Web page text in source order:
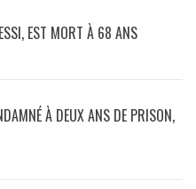
EST MORT À 68 ANS
À DEUX ANS DE PRISON,